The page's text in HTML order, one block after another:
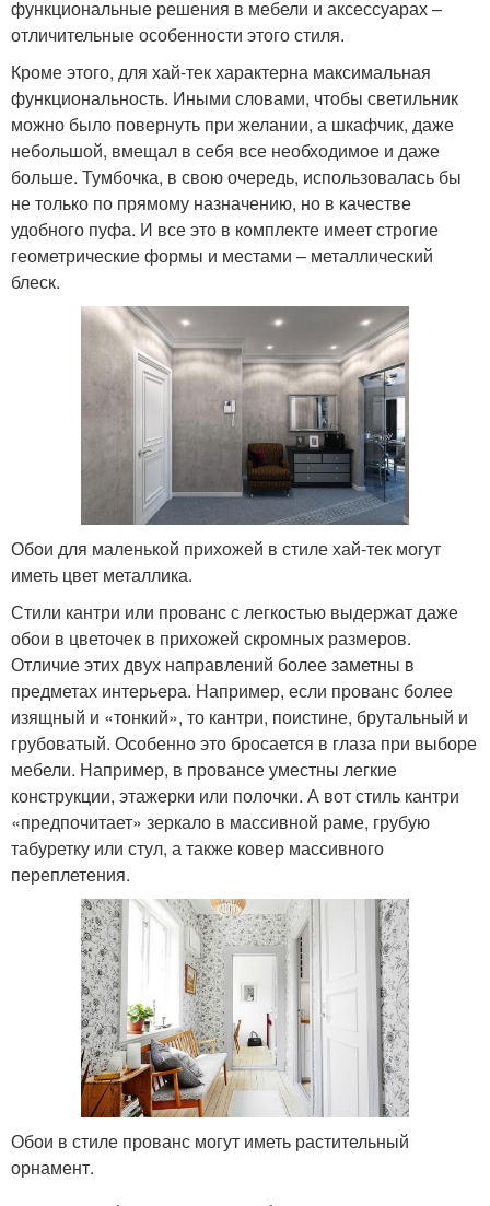
функциональные решения в мебели и аксессуарах –
отличительные особенности этого стиля.
Кроме этого, для хай-тек характерна максимальная
функциональность. Иными словами, чтобы светильник
можно было повернуть при желании, а шкафчик, даже
небольшой, вмещал в себя все необходимое и даже
больше. Тумбочка, в свою очередь, использовалась бы
не только по прямому назначению, но в качестве
удобного пуфа. И все это в комплекте имеет строгие
геометрические формы и местами – металлический
блеск.
Обои для маленькой прихожей в стиле хай-тек могут
иметь цвет металлика.
Стили кантри или прованс с легкостью выдержат даже
обои в цветочек в прихожей скромных размеров.
Отличие этих двух направлений более заметны в
предметах интерьера. Например, если прованс более
изящный и «тонкий», то кантри, поистине, брутальный и
грубоватый. Особенно это бросается в глаза при выборе
мебели. Например, в провансе уместны легкие
конструкции, этажерки или полочки. А вот стиль кантри
«предпочитает» зеркало в массивной раме, грубую
табуретку или стул, а также ковер массивного
переплетения.
Обои в стиле прованс могут иметь растительный
орнамент.